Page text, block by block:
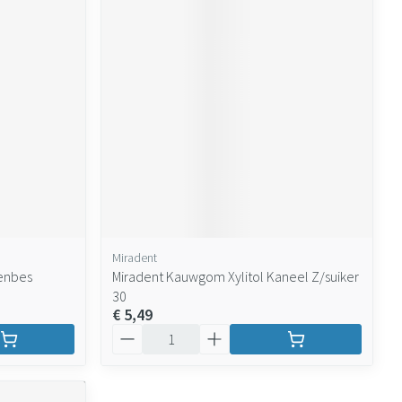
Miradent
Miradent Kauwgom Xylitol Kaneel Z/suiker
30
€ 5,49